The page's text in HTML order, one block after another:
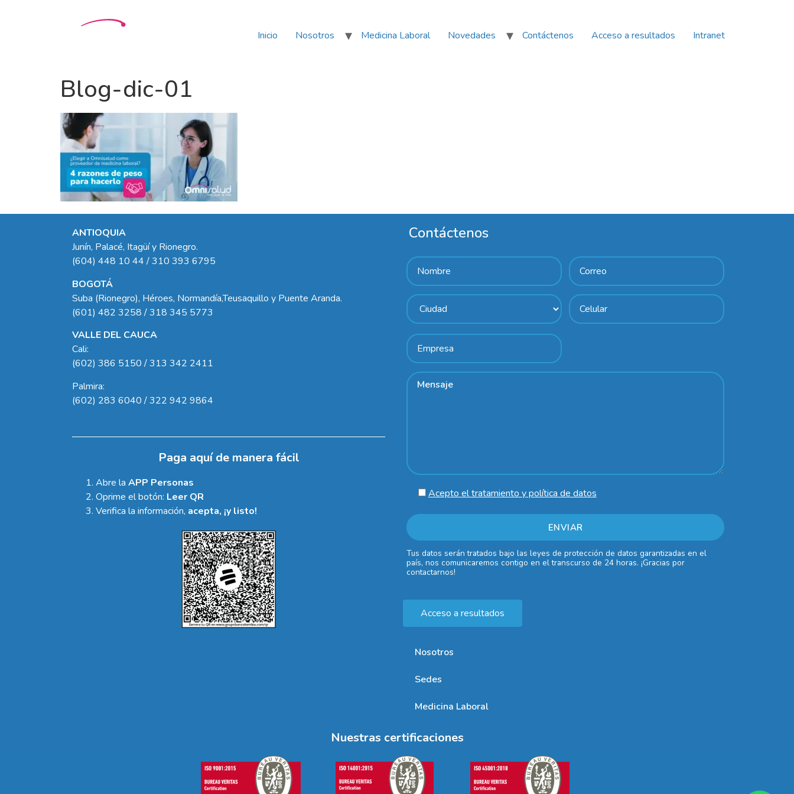
Inicio Nosotros Medicina Laboral Novedades Contáctenos Acceso a resultados Intranet
Blog-dic-01
ANTIOQUIA
Junín, Palacé, Itagüí y Rionegro.
(604) 448 10 44 / 310 393 6795
BOGOTÁ
Suba (Rionegro), Héroes, Normandía,Teusaquillo y Puente Aranda.
(601) 482 3258 / 318 345 5773
VALLE DEL CAUCA
Cali:
(602) 386 5150 / 313 342 2411
Palmira:
(602) 283 6040 / 322 942 9864
Paga aquí de manera fácil
Abre la APP Personas
Oprime el botón: Leer QR
Verifica la información, acepta, ¡y listo!
Contáctenos
Acepto el tratamiento y política de datos
Tus datos serán tratados bajo las leyes de protección de datos garantizadas en el
país, nos comunicaremos contigo en el transcurso de 24 horas. ¡Gracias por
contactarnos!
Acceso a resultados
Nosotros
Sedes
Medicina Laboral
Nuestras certificaciones